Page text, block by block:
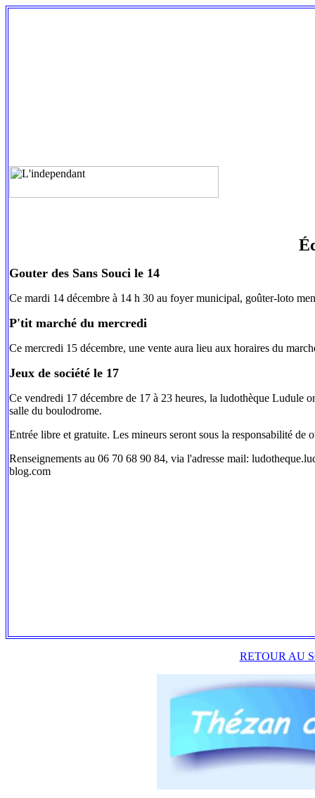
Gouter des Sans Souci le 14
Ce mardi 14 décembre à 14 h 30 au foyer municipal, goûter-loto
P'tit marché du mercredi
Ce mercredi 15 décembre, une vente aura lieu aux horaires du
Jeux de société le 17
Ce vendredi 17 décembre de 17 à 23 heures, la ludothèque Ludule
salle du boulodrome.
Entrée libre et gratuite. Les mineurs seront sous la responsabilité de
Renseignements au 06 70 68 90 84, via l'adresse mail:
blog.com
RETOUR AU